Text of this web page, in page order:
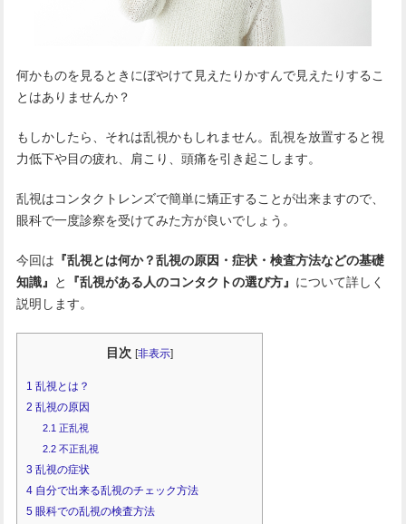
何かものを見るときにぼやけて見えたりかすんで見えたりするこ
とはありませんか？
もしかしたら、それは乱視かもしれません。乱視を放置すると視
力低下や目の疲れ、肩こり、頭痛を引き起こします。
乱視はコンタクトレンズで簡単に矯正することが出来ますので、
眼科で一度診察を受けてみた方が良いでしょう。
今回は 『乱視とは何か？乱視の原因・症状・検査方法などの基礎
知識』
と 『乱視がある人のコンタクトの選び方』 について詳しく
説明します。
目次 [非表示]
1 乱視とは？
2 乱視の原因
2.1 正乱視
2.2 不正乱視
3 乱視の症状
4自分で出来る乱視のチェック方法
5眼科での乱視の検査方法